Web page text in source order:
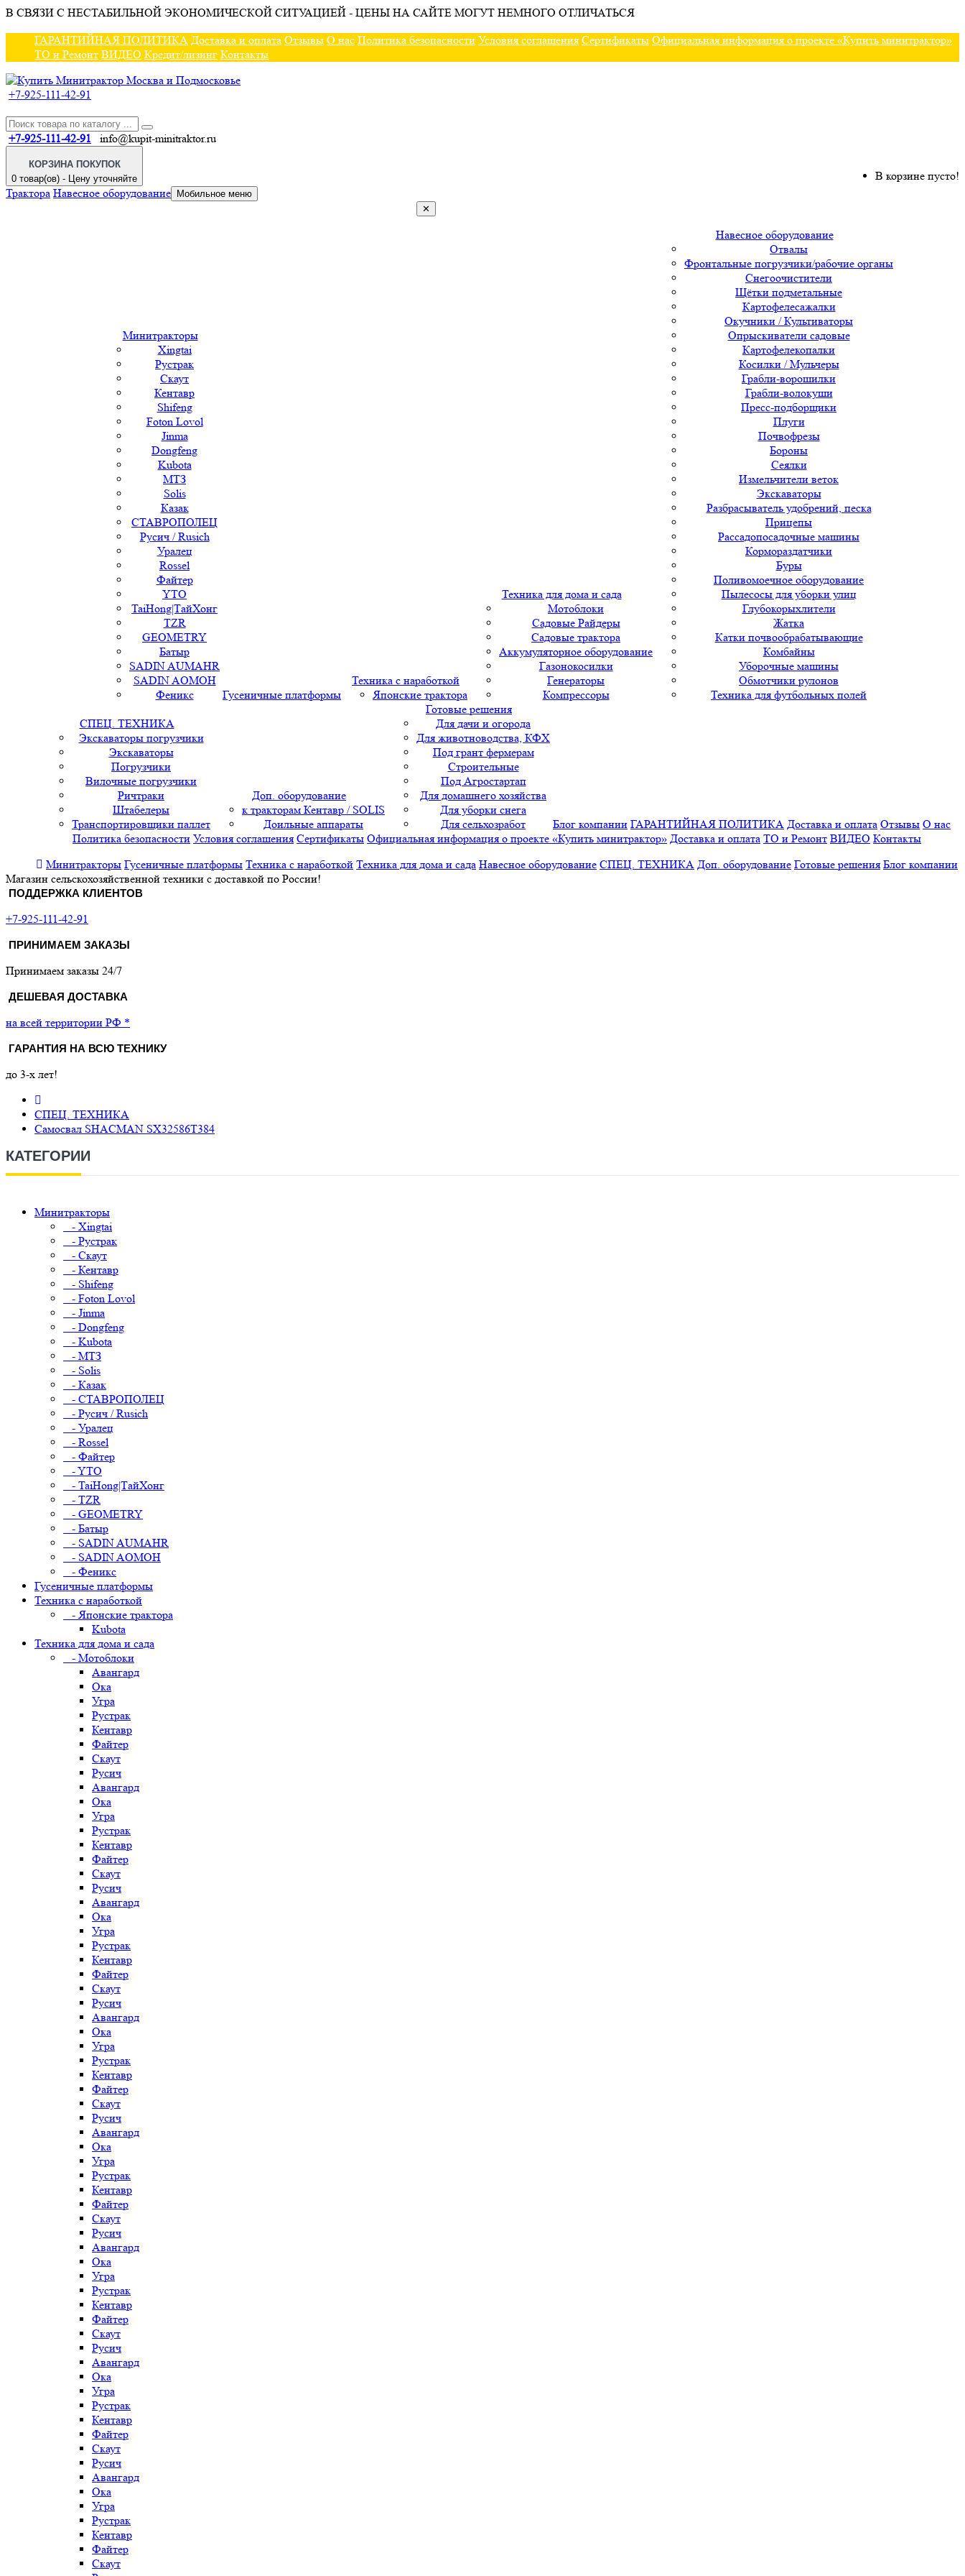
В СВЯЗИ С НЕСТАБИЛЬНОЙ ЭКОНОМИЧЕСКОЙ СИТУАЦИЕЙ - ЦЕНЫ НА САЙТЕ МОГУТ НЕМНОГО ОТЛИЧАТЬСЯ
ГАРАНТИЙНАЯ ПОЛИТИКА Доставка и оплата Отзывы О нас Политика безопасности Условия соглашения Сертификаты Официальная информация о проекте «Купить минитрактор»
ТО и Ремонт ВИДЕО Кредит/лизинг Контакты
+7-925-111-42-91
+7-925-111-42-91 info@kupit-minitraktor.ru
КОРЗИНА ПОКУПОК
0 товар(ов) - Цену уточняйте
В корзине пусто!
Трактора Навесное оборудование
Мобильное меню
✕
Минитракторы
Xingtai
Рустрак
Скаут
Кентавр
Shifeng
Foton Lovol
Jinma
Dongfeng
Kubota
МТЗ
Solis
Казак
СТАВРОПОЛЕЦ
Русич / Rusich
Уралец
Rossel
Файтер
YTO
TaiHong|ТайХонг
TZR
GEOMETRY
Батыр
SADIN AUMAHR
SADIN AOMOH
Феникс
Гусеничные платформы
Техника с наработкой
Японские трактора
Техника для дома и сада
Мотоблоки
Садовые Райдеры
Садовые трактора
Аккумуляторное оборудование
Газонокосилки
Генераторы
Компрессоры
Навесное оборудование
Отвалы
Фронтальные погрузчики/рабочие органы
Снегоочистители
Щётки подметальные
Картофелесажалки
Окучники / Культиваторы
Опрыскиватели садовые
Картофелекопалки
Косилки / Мульчеры
Грабли-ворошилки
Грабли-волокуши
Пресс-подборщики
Плуги
Почвофрезы
Бороны
Сеялки
Измельчители веток
Экскаваторы
Разбрасыватель удобрений, песка
Прицепы
Рассадопосадочные машины
Кормораздатчики
Буры
Поливомоечное оборудование
Пылесосы для уборки улиц
Глубокорыхлители
Жатка
Катки почвообрабатывающие
Комбайны
Уборочные машины
Обмотчики рулонов
Техника для футбольных полей
СПЕЦ. ТЕХНИКА
Экскаваторы погрузчики
Экскаваторы
Погрузчики
Вилочные погрузчики
Ричтраки
Штабелеры
Транспортировщики паллет
Доп. оборудование
к тракторам Кентавр / SOLIS
Доильные аппараты
Готовые решения
Для дачи и огорода
Для животноводства, КФХ
Под грант фермерам
Строительные
Под Агростартап
Для домашнего хозяйства
Для уборки снега
Для сельхозработ
Блог компании ГАРАНТИЙНАЯ ПОЛИТИКА Доставка и оплата Отзывы О нас
Политика безопасности Условия соглашения Сертификаты Официальная информация о проекте «Купить минитрактор» Доставка и оплата ТО и Ремонт ВИДЕО Контакты
Минитракторы Гусеничные платформы Техника с наработкой Техника для дома и сада Навесное оборудование СПЕЦ. ТЕХНИКА Доп. оборудование Готовые решения Блог компании
Магазин сельскохозяйственной техники с доставкой по России!
ПОДДЕРЖКА КЛИЕНТОВ
+7-925-111-42-91
ПРИНИМАЕМ ЗАКАЗЫ
Принимаем заказы 24/7
ДЕШЕВАЯ ДОСТАВКА
на всей территории РФ *
ГАРАНТИЯ НА ВСЮ ТЕХНИКУ
до 3-х лет!
СПЕЦ. ТЕХНИКА
Самосвал SHACMAN SX32586T384
КАТЕГОРИИ
Минитракторы
- Xingtai
- Рустрак
- Скаут
- Кентавр
- Shifeng
- Foton Lovol
- Jinma
- Dongfeng
- Kubota
- МТЗ
- Solis
- Казак
- СТАВРОПОЛЕЦ
- Русич / Rusich
- Уралец
- Rossel
- Файтер
- YTO
- TaiHong|ТайХонг
- TZR
- GEOMETRY
- Батыр
- SADIN AUMAHR
- SADIN AOMOH
- Феникс
Гусеничные платформы
Техника с наработкой
- Японские трактора
Kubota
Техника для дома и сада
- Мотоблоки
Авангард
Ока
Угра
Рустрак
Кентавр
Файтер
Скаут
Русич
Авангард
Ока
Угра
Рустрак
Кентавр
Файтер
Скаут
Русич
Авангард
Ока
Угра
Рустрак
Кентавр
Файтер
Скаут
Русич
Авангард
Ока
Угра
Рустрак
Кентавр
Файтер
Скаут
Русич
Авангард
Ока
Угра
Рустрак
Кентавр
Файтер
Скаут
Русич
Авангард
Ока
Угра
Рустрак
Кентавр
Файтер
Скаут
Русич
Авангард
Ока
Угра
Рустрак
Кентавр
Файтер
Скаут
Русич
Авангард
Ока
Угра
Рустрак
Кентавр
Файтер
Скаут